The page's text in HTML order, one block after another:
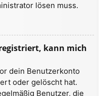
lösen muss.
kann mich
dein Benutzerkonto
oder gelöscht hat.
Benutzer, die